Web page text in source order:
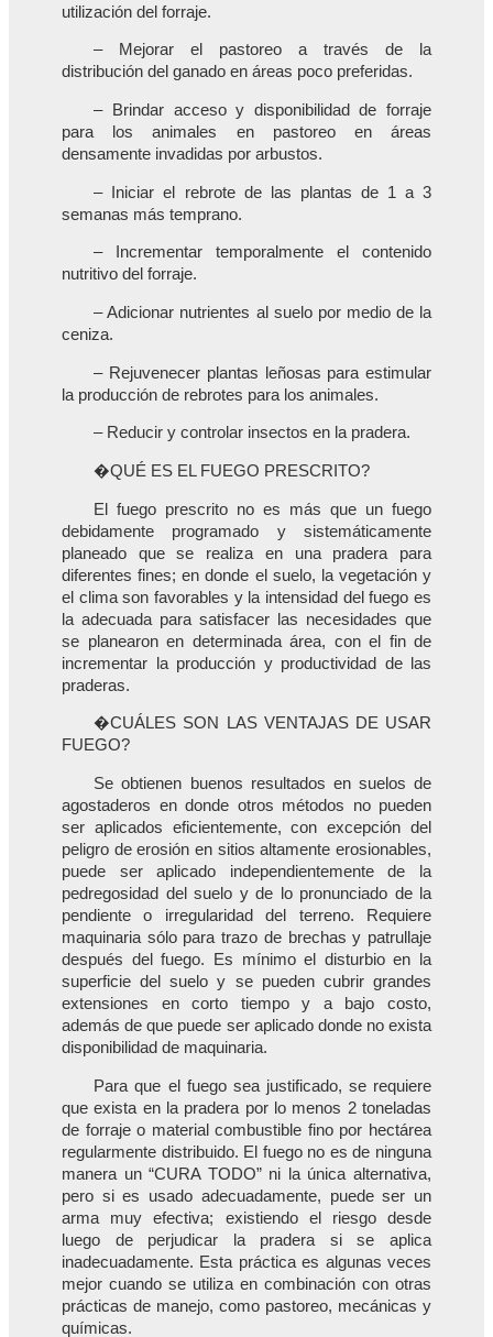
utilización del forraje.
– Mejorar el pastoreo a través de la
distribución del ganado en áreas poco preferidas.
– Brindar acceso y disponibilidad de forraje
para los animales en pastoreo en áreas
densamente invadidas por arbustos.
– Iniciar el rebrote de las plantas de 1 a 3
semanas más temprano.
– Incrementar temporalmente el contenido
nutritivo del forraje.
– Adicionar nutrientes al suelo por medio de la
ceniza.
– Rejuvenecer plantas leñosas para estimular
la producción de rebrotes para los animales.
– Reducir y controlar insectos en la pradera.
�QUÉ ES EL FUEGO PRESCRITO?
El fuego prescrito no es más que un fuego
debidamente programado y sistemáticamente
planeado que se realiza en una pradera para
diferentes fines; en donde el suelo, la vegetación y
el clima son favorables y la intensidad del fuego es
la adecuada para satisfacer las necesidades que
se planearon en determinada área, con el fin de
incrementar la producción y productividad de las
praderas.
�CUÁLES SON LAS VENTAJAS DE USAR
FUEGO?
Se obtienen buenos resultados en suelos de
agostaderos en donde otros métodos no pueden
ser aplicados eficientemente, con excepción del
peligro de erosión en sitios altamente erosionables,
puede ser aplicado independientemente de la
pedregosidad del suelo y de lo pronunciado de la
pendiente o irregularidad del terreno. Requiere
maquinaria sólo para trazo de brechas y patrullaje
después del fuego. Es mínimo el disturbio en la
superficie del suelo y se pueden cubrir grandes
extensiones en corto tiempo y a bajo costo,
además de que puede ser aplicado donde no exista
disponibilidad de maquinaria.
Para que el fuego sea justificado, se requiere
que exista en la pradera por lo menos 2 toneladas
de forraje o material combustible fino por hectárea
regularmente distribuido. El fuego no es de ninguna
manera un “CURA TODO” ni la única alternativa,
pero si es usado adecuadamente, puede ser un
arma muy efectiva; existiendo el riesgo desde
luego de perjudicar la pradera si se aplica
inadecuadamente. Esta práctica es algunas veces
mejor cuando se utiliza en combinación con otras
prácticas de manejo, como pastoreo, mecánicas y
químicas.